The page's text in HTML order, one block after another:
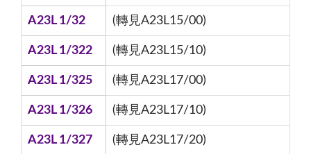
A23L 1/32 (轉見A23L15/00)
A23L 1/322 (轉見A23L15/10)
A23L 1/325 (轉見A23L17/00)
A23L 1/326 (轉見A23L17/10)
A23L 1/327 (轉見A23L17/20)